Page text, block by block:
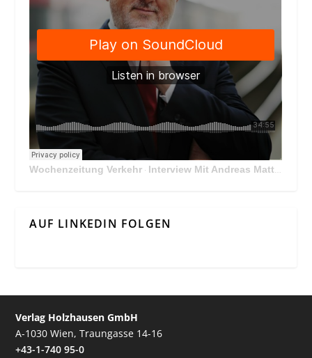
Wochenzeitung Verkehr · Interview Mit Andreas Matthä, CEO der ÖBB Holding
AUF LINKEDIN FOLGEN
Verlag Holzhausen GmbH
A-1030 Wien, Traungasse 14-16
+43-1-740 95-0